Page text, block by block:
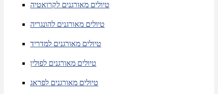
טיולים מאורגנים לקרואטיה
טיולים מאורגנים להונגריה
טיולים מאורגנים למדריד
טיולים מאורגנים לפולין
טיולים מאורגנים לפראג